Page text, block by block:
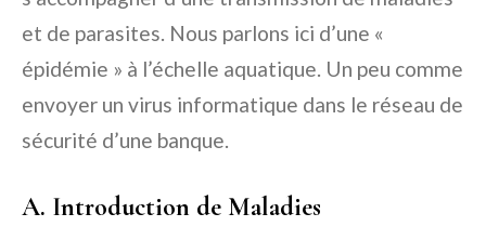
et de parasites. Nous parlons ici d’une «
épidémie » à l’échelle aquatique. Un peu comme
envoyer un virus informatique dans le réseau de
sécurité d’une banque.
A. Introduction de Maladies